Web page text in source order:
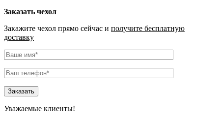
Заказать чехол
Закажите чехол прямо сейчас и получите бесплатную
доставку
Уважаемые клиенты!